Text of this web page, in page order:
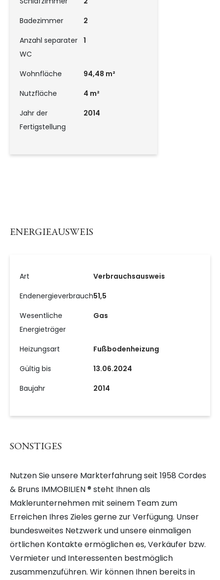
Badezimmer
2
Anzahl separater
WC
1
Wohnfläche
94,48 m²
Nutzfläche
4 m²
Jahr der
Fertigstellung
2014
ENERGIEAUSWEIS
Art
Verbrauchsausweis
Endenergieverbrauch51,5
Wesentliche
Energieträger
Gas
Heizungsart
Fußbodenheizung
Gültig bis
13.06.2024
Baujahr
2014
SONSTIGES
Nutzen Sie unsere Markterfahrung seit 1958 Cordes
& Bruns IMMOBILIEN ® steht Ihnen als
Maklerunternehmen mit seinem Team zum
Erreichen Ihres Zieles gerne zur Verfügung. Unser
bundesweites Netzwerk und unsere einmaligen
örtlichen Kontakte ermöglichen es, Verkäufer bzw.
Vermieter und Interessenten bestmöglich
zusammenzuführen. Wir können Ihnen bereits in